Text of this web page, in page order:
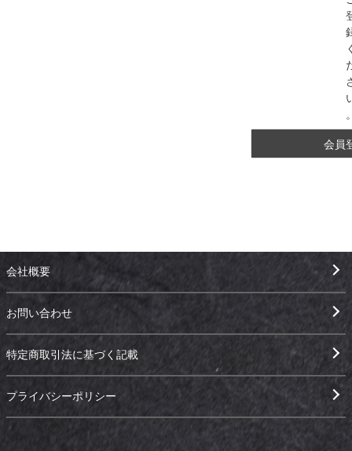
会員
会社概要
お問い合わせ
特定商取引法に基づく記載
プライバシーポリシー